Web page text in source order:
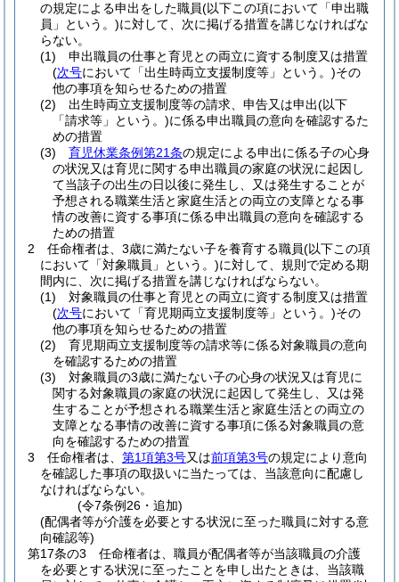
の規定による申出をした職員(以下この項において「申出職
員」という。)に対して、次に掲げる措置を講じなければな
らない。
(1)
申出職員の仕事と育児との両立に資する制度又は措置
(次号において「出生時両立支援制度等」という。)その
他の事項を知らせるための措置
(2)
出生時両立支援制度等の請求、申告又は申出(以下
「請求等」という。)に係る申出職員の意向を確認するた
めの措置
(3)
育児休業条例第21条の規定による申出に係る子の心身
の状況又は育児に関する申出職員の家庭の状況に起因し
て当該子の出生の日以後に発生し、又は発生することが
予想される職業生活と家庭生活との両立の支障となる事
情の改善に資する事項に係る申出職員の意向を確認する
ための措置
2
任命権者は、3歳に満たない子を養育する職員(以下この項
において「対象職員」という。)に対して、規則で定める期
間内に、次に掲げる措置を講じなければならない。
(1)
対象職員の仕事と育児との両立に資する制度又は措置
(次号において「育児期両立支援制度等」という。)その
他の事項を知らせるための措置
(2)
育児期両立支援制度等の請求等に係る対象職員の意向
を確認するための措置
(3)
対象職員の3歳に満たない子の心身の状況又は育児に
関する対象職員の家庭の状況に起因して発生し、又は発
生することが予想される職業生活と家庭生活との両立の
支障となる事情の改善に資する事項に係る対象職員の意
向を確認するための措置
3
任命権者は、 第1項第3号又は前項第3号の規定により意向
を確認した事項の取扱いに当たっては、当該意向に配慮し
なければならない。
(令7条例26・追加)
(配偶者等が介護を必要とする状況に至った職員に対する意
向確認等)
第17条の3
任命権者は、職員が配偶者等が当該職員の介護
を必要とする状況に至ったことを申し出たときは、当該職